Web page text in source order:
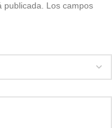
publicada. Los campos